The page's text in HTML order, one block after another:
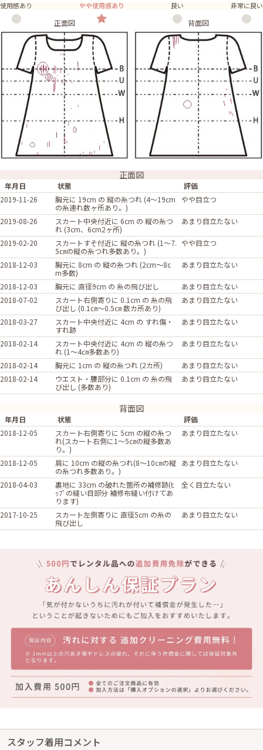
使用感あり やや使用感あり 良い 非常に良い
正面図 背面図
正面図
年月日 状態
評価
2019-11-26
胸元に 19cm の 縦の糸つれ (4～19cm
の糸連れ数ヶ所あり。)
やや目立つ
2019-08-26
スカート中央付近に 6cm の 縦の糸つ
れ (3cm、6cm2ヶ所)
あまり目立たない
2019-02-20
スカートすそ付近に 縦の糸つれ (1～7.
5㎝の縦の糸つれ多数あり。)
やや目立つ
2018-12-03
胸元に 8cm の 縦の糸つれ (2cm～8c
m多数)
あまり目立たない
2018-12-03 胸元に 直径9cm の 糸の飛び出し
あまり目立たない
2018-07-02
スカート右側寄りに 0.1cm の 糸の飛
び出し (0.1㎝～0.5㎝ 数カ所あり)
あまり目立たない
2018-03-27
スカート中央付近に 4cm の すれ傷・
すれ跡
あまり目立たない
2018-02-14
スカート中央付近に 4cm の 縦の糸つ
れ (1～4㎝多数あり)
あまり目立たない
2018-02-14 胸元に 1cm の 縦の糸つれ (2カ所)
あまり目立たない
2018-02-14
ウエスト・腰部分に 0.1cm の 糸の飛
び出し (多数あり)
あまり目立たない
背面図
年月日 状態
評価
2018-12-05
スカート右側寄りに 5cm の縦の糸つ
れ(スカート右側に1～5㎝の縦多数あ
り。)
あまり目立たない
2018-12-05
肩に 10cm の縦の糸つれ(8～10㎝の縦
の糸つれ多数あり。)
あまり目立たない
2018-04-03
裏地に 33cm の破れた箇所の補修跡(ﾋ
ｯﾌﾟの縫い目部分 補修布縫い付けてあ
ります)
全く目立たない
2017-10-25
スカート左側寄りに 直径5cm の糸の
飛び出し
あまり目立たない
スタッフ着用コメント